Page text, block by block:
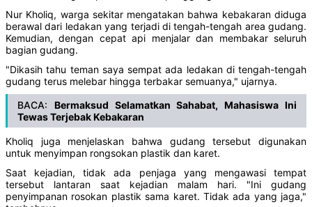
Nur Kholiq, warga sekitar mengatakan bahwa kebakaran diduga
berawal dari ledakan yang terjadi di tengah-tengah area gudang.
Kemudian, dengan cepat api menjalar dan membakar seluruh
bagian gudang.
"Dikasih tahu teman saya sempat ada ledakan di tengah-tengah
gudang terus melebar hingga terbakar semuanya," ujarnya.
BACA: Bermaksud Selamatkan Sahabat, Mahasiswa Ini
Tewas Terjebak Kebakaran
Kholiq juga menjelaskan bahwa gudang tersebut digunakan
untuk menyimpan rongsokan plastik dan karet.
Saat kejadian, tidak ada penjaga yang mengawasi tempat
tersebut lantaran saat kejadian malam hari. "Ini gudang
penyimpanan rosokan plastik sama karet. Tidak ada yang jaga,"